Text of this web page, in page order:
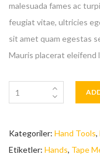
malesuada fames ac
feugiat vitae, ultricies
sit amet quam egestas
Mauris placerat eleifend
Kategoriler: Hand Tools,
Etiketler: Hands, Tape